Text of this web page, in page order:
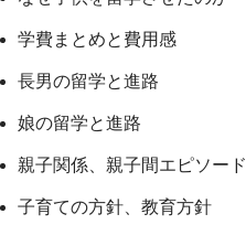
学費まとめと費用感
長男の留学と進路
娘の留学と進路
親子関係、親子間エピソード
子育ての方針、教育方針